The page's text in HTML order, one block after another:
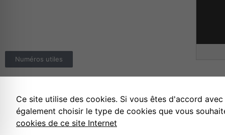
Numéros utiles
Mentions légales Politique de
Effica CD
Ce site utilise des cookies. Si vous êtes d'accord
également choisir le type de cookies que vous
cookies de ce site Internet